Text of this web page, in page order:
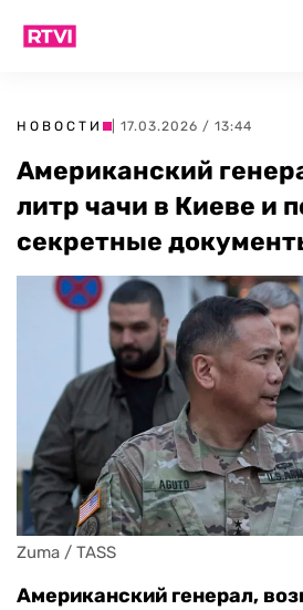
НОВОСТИ | 17.03.2026 / 13:44
Американский
литр чачи в Киеве и
секретные
Zuma / TASS
Американский генерал,